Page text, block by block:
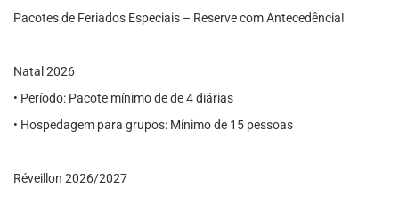
Pacotes de Feriados Especiais – Reserve com Antecedência!
Natal 2026
• Período: Pacote mínimo de de 4 diárias
• Hospedagem para grupos: Mínimo de 15 pessoas
Réveillon 2026/2027